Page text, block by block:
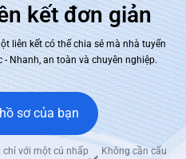
kết đơn giản
liên kết có thể chia sẻ mà nhà tuyển
Nhanh, an toàn và chuyên nghiệp.
sơ của bạn
chỉ với một cú nhấp
Không cần cấu